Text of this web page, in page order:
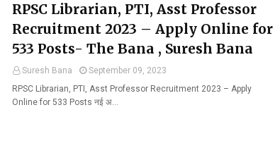
RPSC Librarian, PTI, Asst Professor
Recruitment 2023 – Apply Online for
533 Posts- The Bana , Suresh Bana
Suresh Bana
September 09, 2023
RPSC Librarian, PTI, Asst Professor Recruitment 2023 – Apply
Online for 533 Posts नई अ…